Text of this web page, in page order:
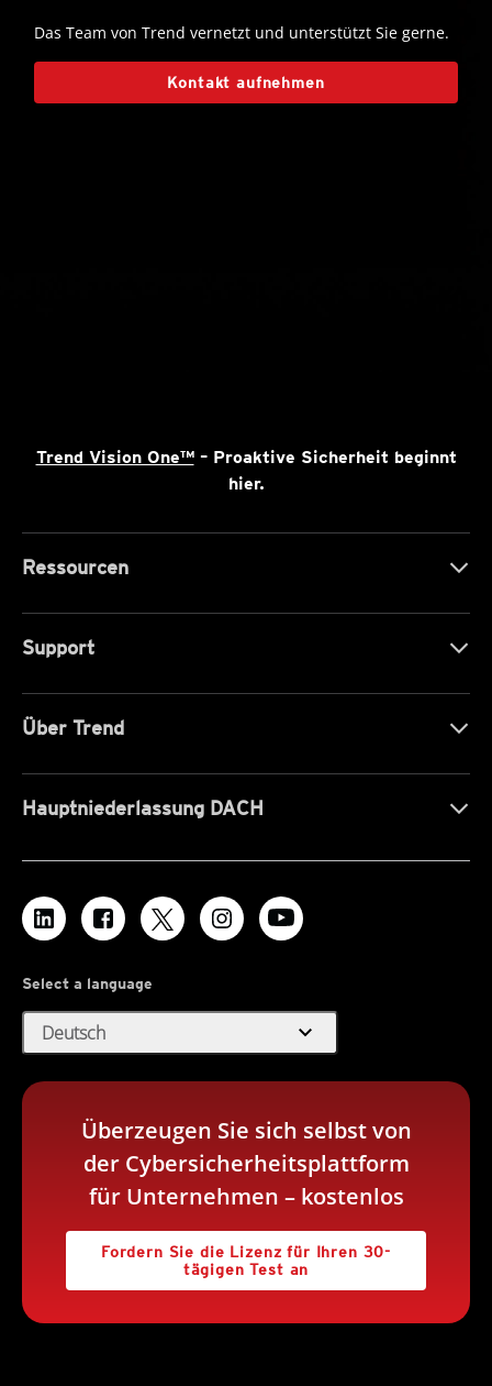
Das Team von Trend vernetzt und unterstützt Sie gerne.
Kontakt aufnehmen
Trend Vision One™– Proaktive Sicherheit beginnt
hier.
Ressourcen
Support
Über Trend
Hauptniederlassung DACH
Select a language
Deutsch expand_more
Überzeugen Sie sich selbst von
der Cybersicherheitsplattform
für Unternehmen – kostenlos
Fordern Sie die Lizenz für Ihren 30-
tägigen Test an